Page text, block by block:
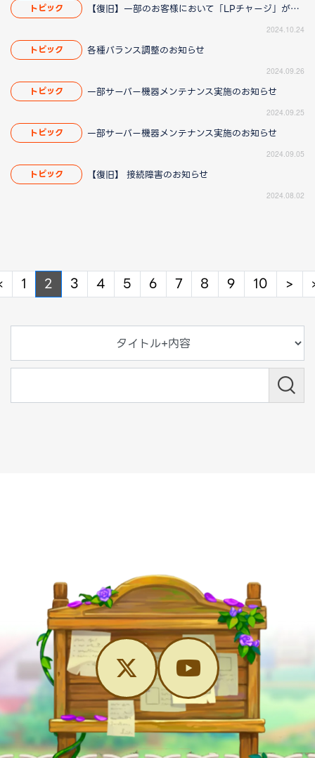
トピック 【復旧】一部のお客様において「LPチャージ」ができない場合がある件について（2024/10/24 13:45更新）
2024.10.24
トピック 各種バランス調整のお知らせ
2024.09.26
トピック 一部サーバー機器メンテナンス実施のお知らせ
2024.09.25
トピック 一部サーバー機器メンテナンス実施のお知らせ
2024.09.05
トピック 【復旧】 接続障害のお知らせ
2024.08.02
Previous
1 2 3 4 5 6 7 8 9 10 >